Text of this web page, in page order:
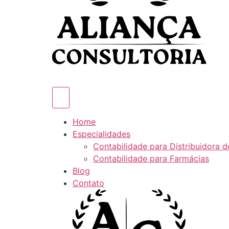
Home
Especialidades
Contabilidade para Distribuidora
Contabilidade para Farmácias
Blog
Contato